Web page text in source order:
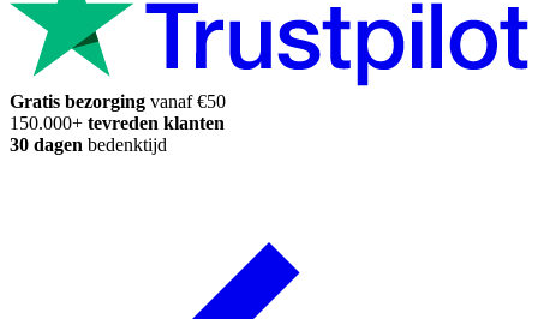
Gratis bezorging vanaf €50
150.000+ tevreden klanten
30 dagen bedenktijd